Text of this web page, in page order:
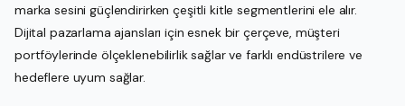
marka sesini güçlendirirken çeşitli kitle segmentlerini ele alır.
Dijital pazarlama ajansları için esnek bir çerçeve, müşteri
portföylerinde ölçeklenebilirlik sağlar ve farklı endüstrilere ve
hedeflere uyum sağlar.